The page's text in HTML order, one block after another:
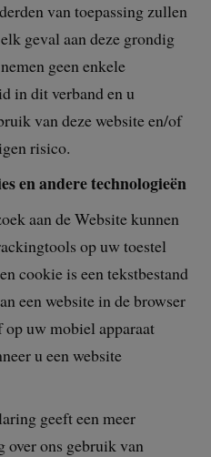
van toepassing zullen
geval aan deze grondig
geen enkele
in dit verband en u
van deze website en/of
risico.
en andere technologieën
aan de Website kunnen
op uw toestel
cookie is een tekstbestand
een website in de browser
uw mobiel apparaat
u een website
geeft een meer
over ons gebruik van